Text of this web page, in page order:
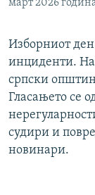
март 2026
Изборниот
инциденти. На
српски
Гласањето се
судири и
новинари.